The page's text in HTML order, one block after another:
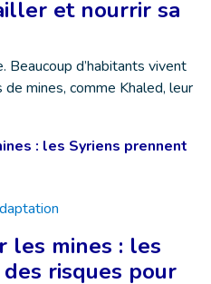
et nourrir sa
Beaucoup d’habitants vivent
mines, comme Khaled, leur
les mines : les
risques pour